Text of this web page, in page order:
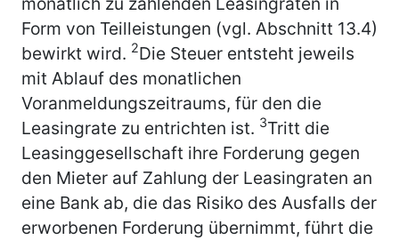
Form von Teilleistungen (vgl. Abschnitt 13.4)
bewirkt wird. 2Die Steuer entsteht jeweils
mit Ablauf des monatlichen
Voranmeldungszeitraums, für den die
Leasingrate zu entrichten ist. 3Tritt die
Leasinggesellschaft ihre Forderung gegen
den Mieter auf Zahlung der Leasingraten an
eine Bank ab, die das Risiko des Ausfalls der
erworbenen Forderung übernimmt, führt die